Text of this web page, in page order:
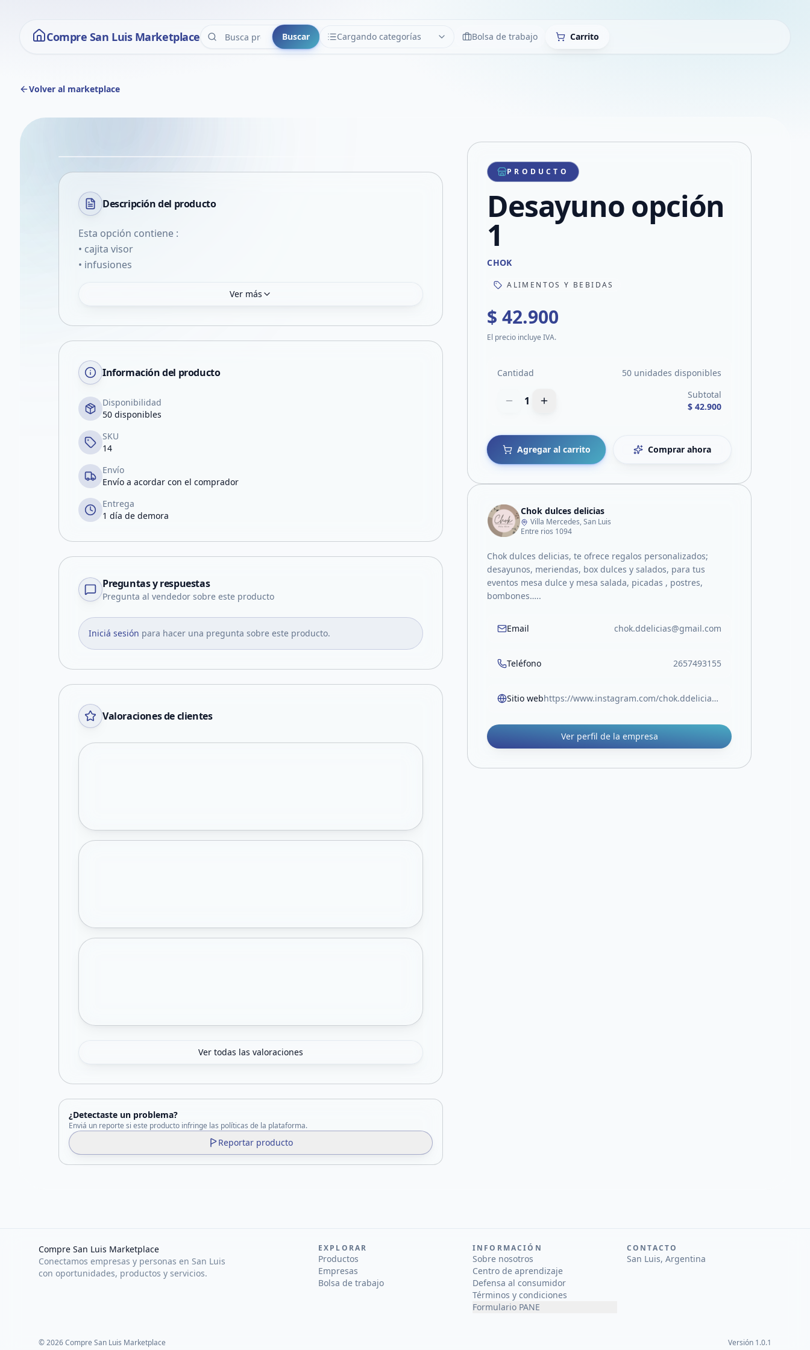
Compre San Luis Marketplace Buscar Cargando categorías
CATEGORÍAS LimpiarBolsa de trabajo Carrito
Volver al marketplace
VER EN PANTALLA COMPLETA
Compartir producto
Compartir por WhatsApp
Compartir por mail
Compartir en Facebook
Compartir en X
Descripción del producto
Esta opción contiene :
• cajita visor
• infusiones
Ver más
Información del producto
Disponibilidad
50 disponibles
SKU
14
Envío
Envío a acordar con el comprador
Entrega
1 día de demora
Preguntas y respuestas
Pregunta al vendedor sobre este producto
Iniciá sesión para hacer una pregunta sobre este producto.
Valoraciones de clientes
Ver todas las valoraciones
¿Detectaste un problema?
Enviá un reporte si este producto infringe las políticas de la plataforma.
Reportar producto
PRODUCTO
Desayuno opción
1
CHOK
ALIMENTOS Y BEBIDAS
$ 42.900
El precio incluye IVA.
Cantidad 50 unidades disponibles
1
Subtotal
$ 42.900
Agregar al carrito Comprar ahora
Chok dulces delicias
Villa Mercedes, San Luis
Entre rios 1094
Chok dulces delicias, te ofrece regalos personalizados;
desayunos, meriendas, box dulces y salados, para tus
eventos mesa dulce y mesa salada, picadas , postres,
bombones…..
Email chok.ddelicias@gmail.com
Teléfono 2657493155
Sitio web https://www.instagram.com/chok.ddelicias?igsh=MTlia3l2NnZkdHdiMQ==
Ver perfil de la empresa
Compre San Luis Marketplace
Conectamos empresas y personas en San Luis
con oportunidades, productos y servicios.
EXPLORAR
Productos
Empresas
Bolsa de trabajo
INFORMACIÓN
Sobre nosotros
Centro de aprendizaje
Defensa al consumidor
Términos y condiciones
Formulario PANE
CONTACTO
San Luis, Argentina
©2026Compre San Luis Marketplace Versión 1.0.1